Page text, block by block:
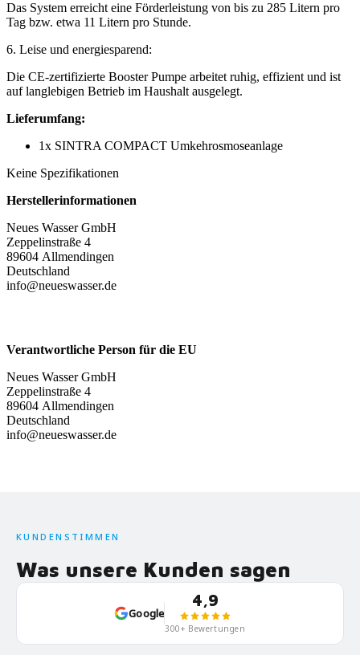
Das System erreicht eine Förderleistung von bis zu 285 Litern pro
Tag bzw. etwa 11 Litern pro Stunde.
6. Leise und energiesparend:
Die CE-zertifizierte Booster Pumpe arbeitet ruhig, effizient und ist
auf langlebigen Betrieb im Haushalt ausgelegt.
Lieferumfang:
1x SINTRA COMPACT Umkehrosmoseanlage
Keine Spezifikationen
Herstellerinformationen
Neues Wasser GmbH
Zeppelinstraße 4
89604 Allmendingen
Deutschland
info@neueswasser.de
Verantwortliche Person für die EU
Neues Wasser GmbH
Zeppelinstraße 4
89604 Allmendingen
Deutschland
info@neueswasser.de
KUNDENSTIMMEN
Was unsere Kunden sagen
Google
4,9
300+ Bewertungen